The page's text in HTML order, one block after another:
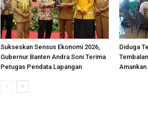
Sukseskan Sensus Ekonomi 2026,
Gubernur Banten Andra Soni Terima
Petugas Pendata Lapangan
Diduga